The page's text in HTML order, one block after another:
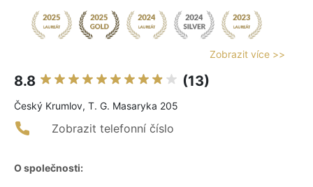
Zobrazit více >>
8.8 (13)
Český Krumlov, T. G. Masaryka 205
Zobrazit telefonní číslo
O společnosti: